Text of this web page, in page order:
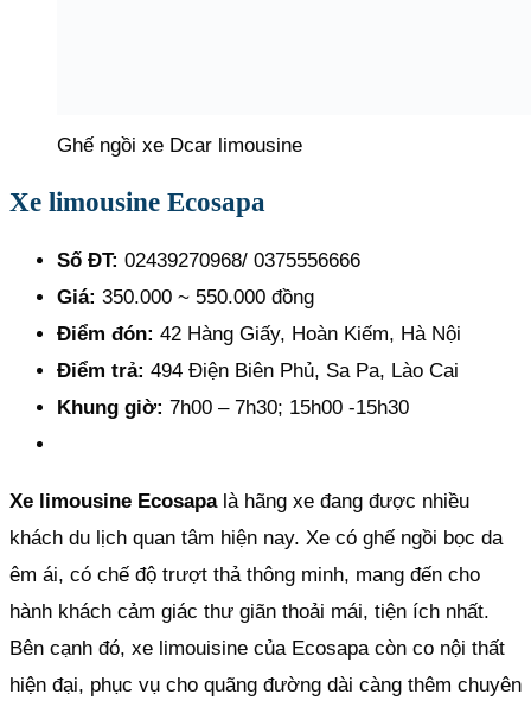
Ghế ngồi xe Dcar limousine
Xe limousine Ecosapa
Số ĐT: 02439270968/ 0375556666
Giá: 350.000 ~ 550.000 đồng
Điểm đón: 42 Hàng Giấy, Hoàn Kiếm, Hà Nội
Điểm trả: 494 Điện Biên Phủ, Sa Pa, Lào Cai
Khung giờ: 7h00 – 7h30; 15h00 -15h30
Xe limousine Ecosapalà hãng xe đang được nhiều
khách du lịch quan tâm hiện nay. Xe có ghế ngồi bọc da
êm ái, có chế độ trượt thả thông minh, mang đến cho
hành khách cảm giác thư giãn thoải mái, tiện ích nhất.
Bên cạnh đó, xe limouisine của Ecosapa còn co nội thất
hiện đại, phục vụ cho quãng đường dài càng thêm chuyên